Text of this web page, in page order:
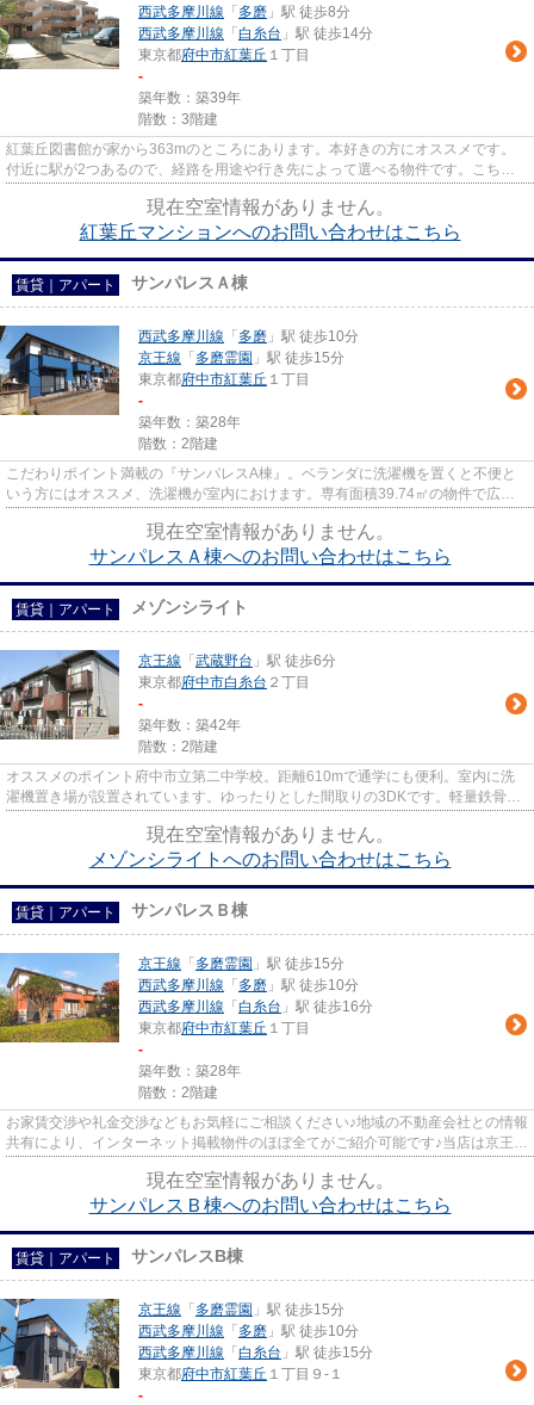
西武多摩川線 「 多磨 」駅 徒歩8分
西武多摩川線 「 白糸台 」駅 徒歩14分
東京都府中市紅葉丘 １丁目
-
築年数：築39年
階数：3階建
紅葉丘図書館が家から363mのところにあります。本好きの方にオススメです。
付近に駅が2つあるので、経路を用途や行き先によって選べる物件です。こちら
現在空室情報がありません。
紅葉丘マンションへのお問い合わせはこちら
賃貸｜アパート サンパレスＡ棟
西武多摩川線 「 多磨 」駅 徒歩10分
京王線 「 多磨霊園 」駅 徒歩15分
東京都府中市紅葉丘 １丁目
-
築年数：築28年
階数：2階建
こだわりポイント満載の『サンパレスA棟』。ベランダに洗濯機を置くと不便と
いう方にはオススメ、洗濯機が室内におけます。専有面積39.74㎡の物件で広々
現在空室情報がありません。
サンパレスＡ棟へのお問い合わせはこちら
賃貸｜アパート メゾンシライト
京王線 「 武蔵野台 」駅 徒歩6分
東京都府中市白糸台 ２丁目
-
築年数：築42年
階数：2階建
オススメのポイント府中市立第二中学校。距離610mで通学にも便利。室内に洗
濯機置き場が設置されています。ゆったりとした間取りの3DKです。軽量鉄骨で
現在空室情報がありません。
メゾンシライトへのお問い合わせはこちら
賃貸｜アパート サンパレスＢ棟
京王線 「 多磨霊園 」駅 徒歩15分
西武多摩川線 「 多磨 」駅 徒歩10分
西武多摩川線 「 白糸台 」駅 徒歩16分
東京都府中市紅葉丘 １丁目
-
築年数：築28年
階数：2階建
お家賃交渉や礼金交渉などもお気軽にご相談ください♪地域の不動産会社との情報
共有により、インターネット掲載物件のほぼ全てがご紹介可能です♪当店は京王線
現在空室情報がありません。
サンパレスＢ棟へのお問い合わせはこちら
賃貸｜アパート サンパレスB棟
京王線 「 多磨霊園 」駅 徒歩15分
西武多摩川線 「 多磨 」駅 徒歩10分
西武多摩川線 「 白糸台 」駅 徒歩15分
東京都府中市紅葉丘 １丁目９-１
-